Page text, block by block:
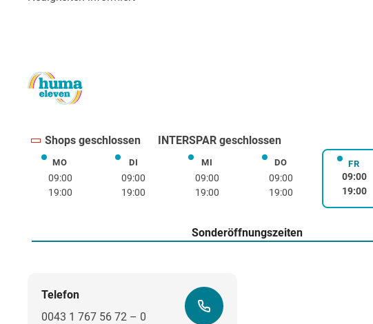
Shops geschlossen INTERSPAR geschlossen
MOMontag
09:00
19:00
DIDienstag
09:00
19:00
MIMittwoch
09:00
19:00
DODonnerstag
09:00
19:00
FR
09:00
19:00
Sonderöffnungszeiten
Telefon
0043 1 767 56 72 – 0